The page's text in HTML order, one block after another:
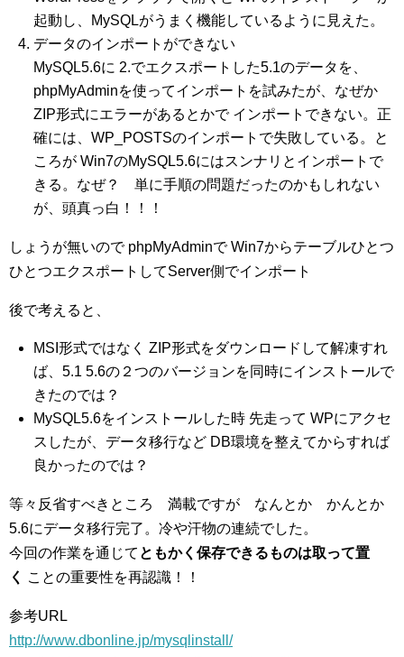
起動し、MySQLがうまく機能しているように見えた。
データのインポートができない
MySQL5.6に 2.でエクスポートした5.1のデータを、
phpMyAdminを使ってインポートを試みたが、なぜか
ZIP形式にエラーがあるとかで インポートできない。正
確には、WP_POSTSのインポートで失敗している。と
ころが Win7のMySQL5.6にはスンナリとインポートで
きる。なぜ？ 単に手順の問題だったのかもしれない
が、頭真っ白！！！
しょうが無いので phpMyAdminで Win7からテーブルひとつ
ひとつエクスポートしてServer側でインポート
後で考えると、
MSI形式ではなく ZIP形式をダウンロードして解凍すれ
ば、5.1 5.6の２つのバージョンを同時にインストールで
きたのでは？
MySQL5.6をインストールした時 先走って WPにアクセ
スしたが、データ移行など DB環境を整えてからすれば
良かったのでは？
等々反省すべきところ 満載ですが なんとか かんとか
5.6にデータ移行完了。冷や汗物の連続でした。
今回の作業を通じて ともかく保存できるものは取って置
く
ことの重要性を再認識！！
参考URL
http://www.dbonline.jp/mysqlinstall/